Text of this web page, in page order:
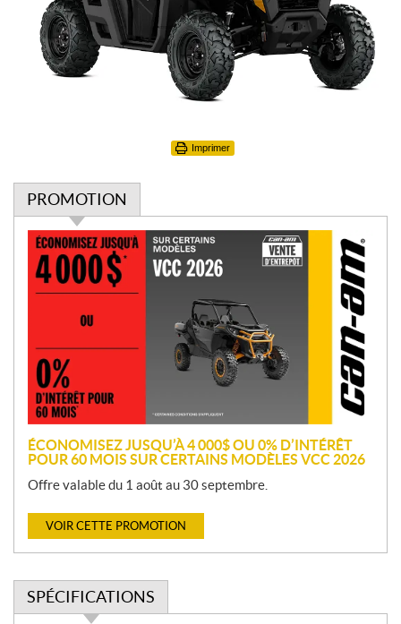
Imprimer
PROMOTION
P
o
m
o
n
ÉCONOMISEZ JUSQU’À 4 000$ OU 0% D’INTÉRÊT
POUR 60 MOIS SUR CERTAINS MODÈLES VCC 2026
Offre valable du 1 août au 30 septembre.
VOIR CETTE PROMOTION
SPÉCIFICATIONS